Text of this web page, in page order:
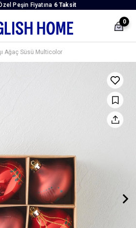
Peşin Fiyatına 6 Taksit
0
Ağaç Süsü Multicolor